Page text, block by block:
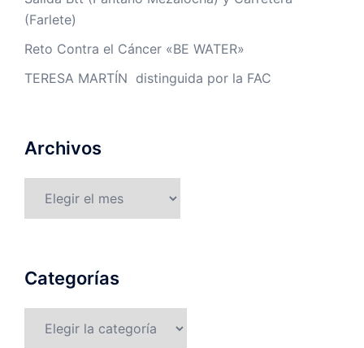
(Farlete)
Reto Contra el Cáncer «BE WATER»
TERESA MARTÍN distinguida por la FAC
Archivos
Categorías